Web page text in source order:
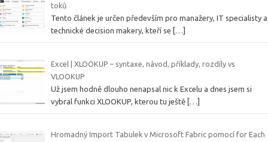
toků
Tento článek je určen především pro manažery, IT specialisty a
technické decision makery, kteří se […]
Excel | XLOOKUP – syntaxe, návod, příklady, rozdíly vs
VLOOKUP
Už jsem hodně dlouho nenapsal nic k Excelu a dnes jsem si
vybral funkci XLOOKUP, kterou tu ještě […]
Hromadný Import Tabulek v Microsoft Fabric pomocí for Each